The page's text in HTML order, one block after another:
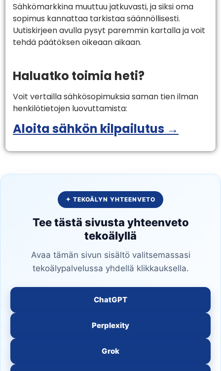
Sähkömarkkina muuttuu jatkuvasti, ja siksi oma
sopimus kannattaa tarkistaa säännöllisesti.
Uutiskirjeen avulla pysyt paremmin kartalla ja voit
tehdä päätöksen oikeaan aikaan.
Haluatko toimia heti?
Voit vertailla sähkösopimuksia saman tien ilman
henkilötietojen luovuttamista:
Aloita sähkön kilpailutus →
✦ TEKOÄLYN YHTEENVETO
Tee tästä sivusta yhteenveto
tekoälyllä
Avaa tämän sivun sisältö valitsemassasi
tekoälypalvelussa yhdellä klikkauksella.
ChatGPT
Perplexity
Grok